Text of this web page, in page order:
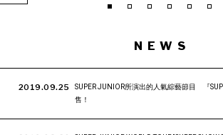
NEWS
2019.09.25
SUPER JUNIOR所演出的人氣綜藝節目 『
售！